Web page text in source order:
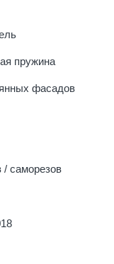
пружина
фасадов
/ саморезов